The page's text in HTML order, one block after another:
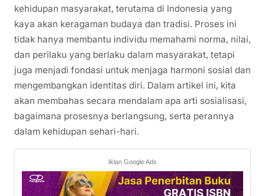
kehidupan masyarakat, terutama di Indonesia yang
kaya akan keragaman budaya dan tradisi. Proses ini
tidak hanya membantu individu memahami norma, nilai,
dan perilaku yang berlaku dalam masyarakat, tetapi
juga menjadi fondasi untuk menjaga harmoni sosial dan
mengembangkan identitas diri. Dalam artikel ini, kita
akan membahas secara mendalam apa arti sosialisasi,
bagaimana prosesnya berlangsung, serta perannya
dalam kehidupan sehari-hari.
Iklan Google Ads